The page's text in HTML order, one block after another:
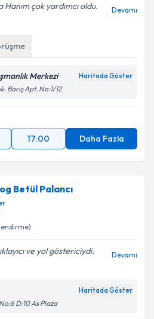
çok yardımcı oldu.
Devamı
Merkezi Haritada Göster
Barış Apt. No:1/12
17:00 Daha Fazla
Betül Palancı
ve yol göstericiydi.
Devamı
Haritada Göster
D:10 As Plaza